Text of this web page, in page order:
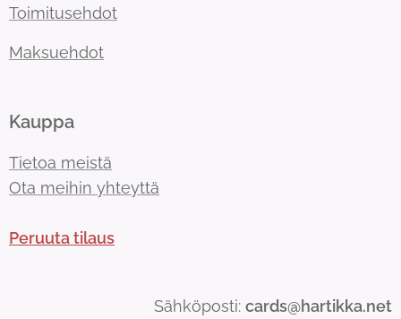
Toimitusehdot
Maksuehdot
Kauppa
Tietoa meistä
Ota meihin yhteyttä
Peruuta tilaus
Sähköposti: cards@hartikka.net